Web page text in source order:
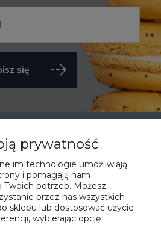
się
POMOC
I DOSTAWA
O NAS
prywatność
im technologie umożliwiają
i pomagają nam
potrzeb. Możesz
przez nas wszystkich
sklepu lub dostosować użycie
wybierając opcję